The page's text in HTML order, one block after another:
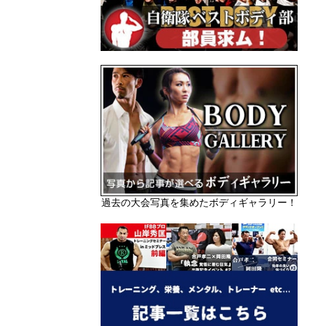
過去の大会写真を集めたボディギャラリー！